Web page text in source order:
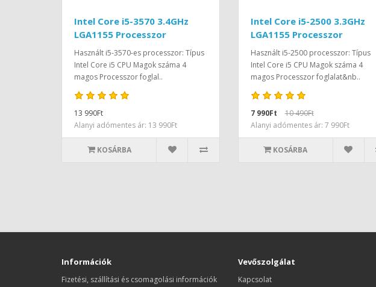
Intel Core i5-3570 3.4GHz
LGA1155 Processzor
Használt i5-3570-es processzor: Típus
Intel Core i5 CPU Magok száma 4
magos Processzor foglal..
13 990Ft
Alanyi adómentes ár: 13 990Ft
KOSÁRBA
Intel Core i5-2500 3.3GHz
LGA1155 Processzor
Használt i5-2500 processzor: Típus
Intel Core i5 CPU Magok száma 4
magos Processzor foglalat&nb..
7 990Ft
10 490Ft
Alanyi adómentes ár: 7 990Ft
KOSÁRBA
Információk
Fizetési, szállítási és csomagolási információk
Vevőszolgálat
Kapcsolat